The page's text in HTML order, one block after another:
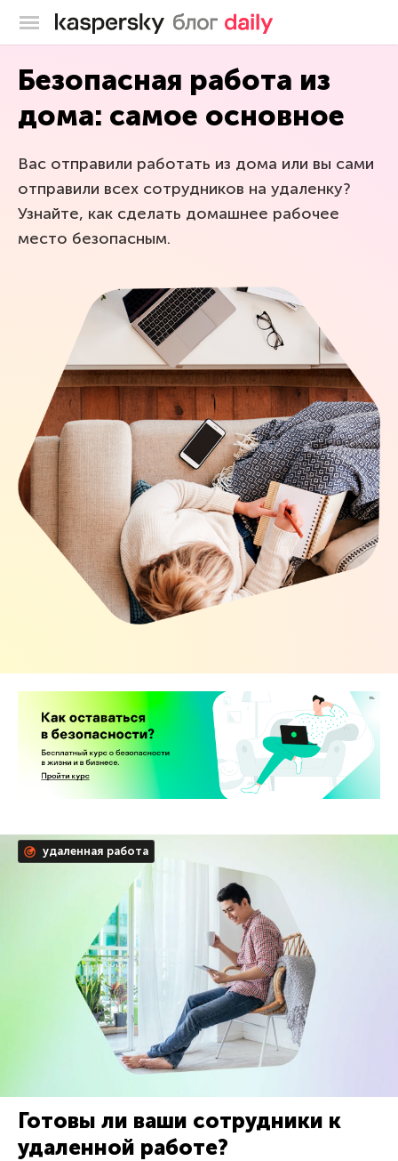
Блог Касперского
Безопасная работа из
дома: самое основное
Вас отправили работать из дома или вы сами
отправили всех сотрудников на удаленку?
Узнайте, как сделать домашнее рабочее
место безопасным.
удаленная работа
Готовы ли ваши сотрудники к
удаленной работе?